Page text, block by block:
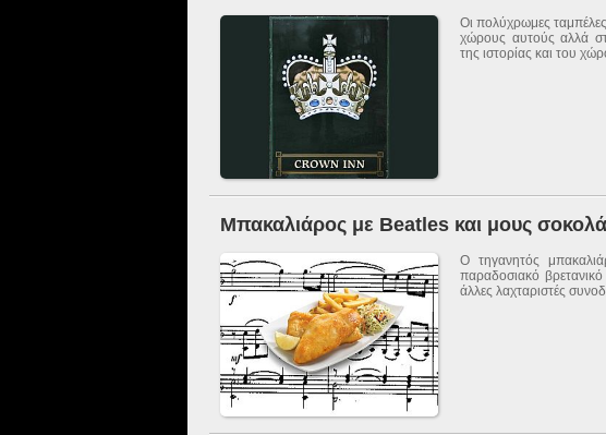
Οι πολύχρωμες
χώρους αυτούς αλλά
της ιστορίας και του
Μπακαλιάρος με Beatles και μους
Ο τηγανητός
παραδοσιακό
άλλες λαχταριστές